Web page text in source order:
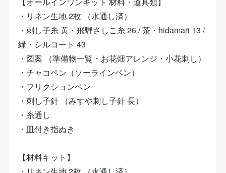
・リネン生地 2枚 （水通し済）
・刺し子糸 黄・飛騨さしこ糸 26 / 茶・hidamari 13 /
緑・シルコート 43
・図案 （準備物一覧・お花畑アレンジ・小花刺し）
・チャコペン（ソーラインペン）
・フリクションペン
・刺し子針 （みすや刺し子針 長）
・糸通し
・皿付き指ぬき
【材料キット】